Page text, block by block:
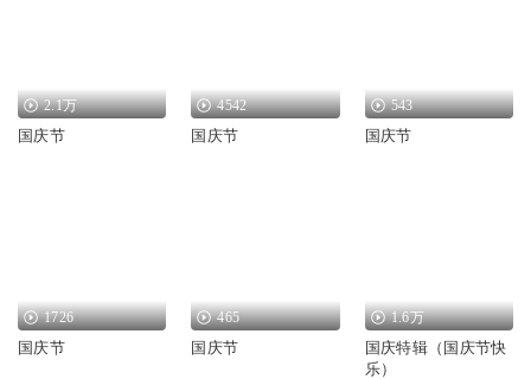
2.1万
国庆节
4542
国庆节
543
国庆节
1726
国庆节
465
国庆节
1.6万
国庆特辑（国庆节快
乐）